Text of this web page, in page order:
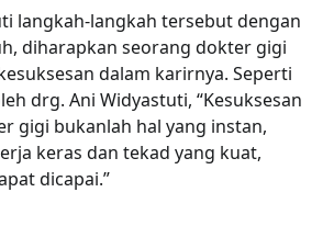
langkah-langkah tersebut dengan
diharapkan seorang dokter gigi
dalam karirnya. Seperti
drg. Ani Widyastuti, “Kesuksesan
gigi bukanlah hal yang instan,
keras dan tekad yang kuat,
dicapai.”